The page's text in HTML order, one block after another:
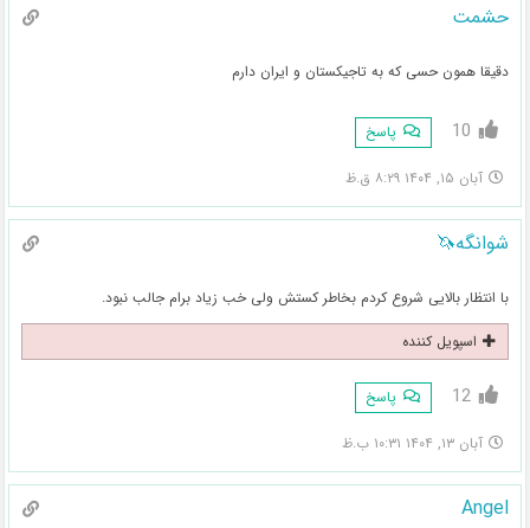
حشمت
دقیقا همون حسی که به تاجیکستان و ایران دارم
10 پاسخ
آبان ۱۵, ۱۴۰۴ ۸:۲۹ ق.ظ
شوانگه🦄
با انتظار بالایی شروع کردم بخاطر کستش ولی خب زیاد برام جالب نبود.
اسپویل کننده
12 پاسخ
آبان ۱۳, ۱۴۰۴ ۱۰:۳۱ ب.ظ
Angel